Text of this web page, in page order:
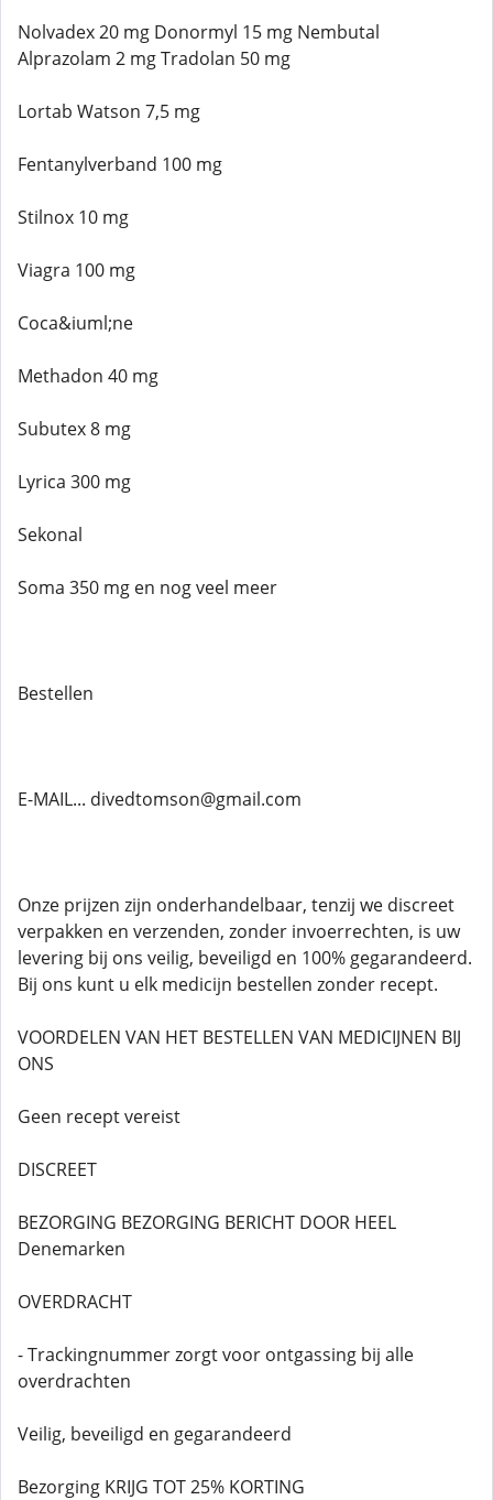
Nolvadex 20 mg Donormyl 15 mg Nembutal
Alprazolam 2 mg Tradolan 50 mg
Lortab Watson 7,5 mg
Fentanylverband 100 mg
Stilnox 10 mg
Viagra 100 mg
Coca&iuml;ne
Methadon 40 mg
Subutex 8 mg
Lyrica 300 mg
Sekonal
Soma 350 mg en nog veel meer
Bestellen
E-MAIL... divedtomson@gmail.com
Onze prijzen zijn onderhandelbaar, tenzij we discreet
verpakken en verzenden, zonder invoerrechten, is uw
levering bij ons veilig, beveiligd en 100% gegarandeerd.
Bij ons kunt u elk medicijn bestellen zonder recept.
VOORDELEN VAN HET BESTELLEN VAN MEDICIJNEN BIJ
ONS
Geen recept vereist
DISCREET
BEZORGING BEZORGING BERICHT DOOR HEEL
Denemarken
OVERDRACHT
- Trackingnummer zorgt voor ontgassing bij alle
overdrachten
Veilig, beveiligd en gegarandeerd
Bezorging KRIJG TOT 25% KORTING